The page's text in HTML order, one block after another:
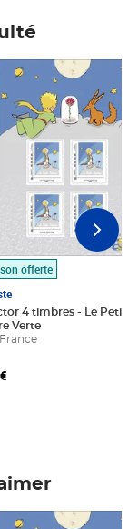
panier
offerte
4 timbres - Le Petit
Verte